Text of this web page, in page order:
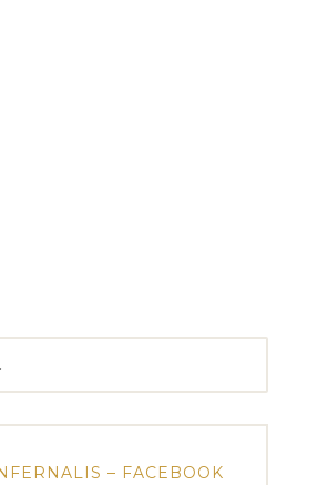
– FACEBOOK